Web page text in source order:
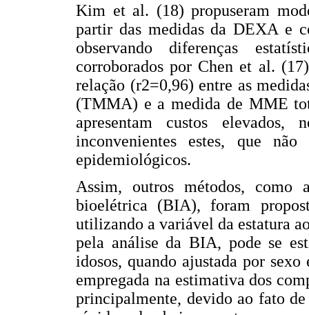
Kim et al. (18) propuseram
partir das medidas da DEXA e
observando diferenças
corroborados por Chen et al.
relação (r2=0,96) entre as
(TMMA) e a medida de MME
apresentam custos elevados,
inconvenientes estes, que
epidemiológicos.
Assim, outros métodos, como
bioelétrica (BIA), foram
utilizando a variável da estatura
pela análise da BIA, pode se
idosos, quando ajustada por
empregada na estimativa dos
principalmente, devido ao fato